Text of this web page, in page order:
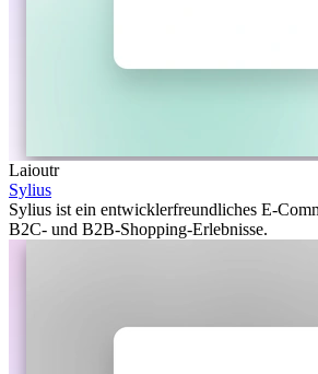
Laioutr
Sylius
Sylius ist ein entwicklerfreundliches E-
B2C- und B2B-Shopping-Erlebnisse.